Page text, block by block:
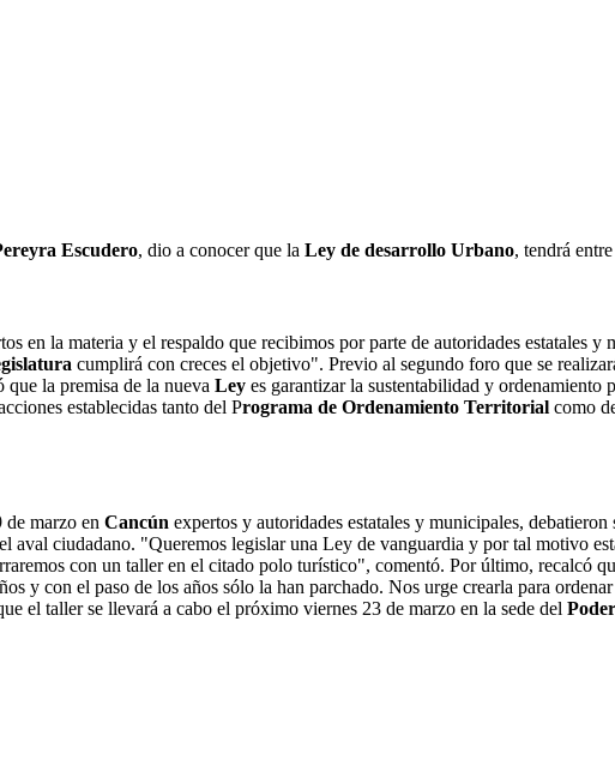
Escudero, dio a conocer que la Ley de desarrollo Urbano, tendrá
en la materia y el respaldo que recibimos por parte de autoridades estatales y
cumplirá con creces el objetivo". Previo al segundo foro que se
que la premisa de la nueva Ley es garantizar la sustentabilidad y ordenamiento
establecidas tanto del Programa de Ordenamiento Territorial como
marzo en Cancún expertos y autoridades estatales y municipales,
aval ciudadano. "Queremos legislar una Ley de vanguardia y por tal motivo
con un taller en el citado polo turístico", comentó. Por último, recalcó
y con el paso de los años sólo la han parchado. Nos urge crearla para
el taller se llevará a cabo el próximo viernes 23 de marzo en la sede del